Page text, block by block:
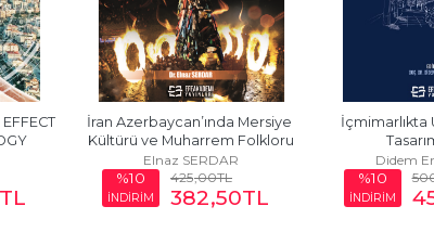
TL
İran Azerbaycan’ında Mersiye
Kültürü ve Muharrem Folkloru
Elnaz SERDAR
%10
İNDİRİM
425,00TL
382,50TL
İçmimarlıkta
Didem
%10
İNDİRİM